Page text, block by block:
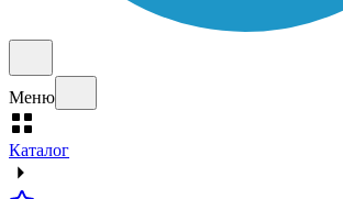
Меню
Каталог